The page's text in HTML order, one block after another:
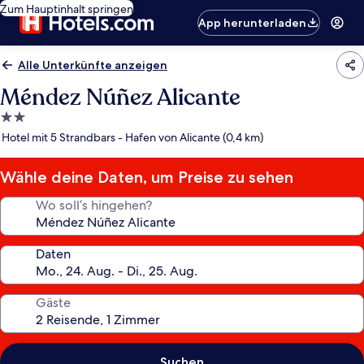
Zum Hauptinhalt springen
App herunterladen
Alle Unterkünfte anzeigen
Méndez Núñez Alicante
2.0-
Sterne-
Hotel mit 5 Strandbars - Hafen von Alicante (0,4 km)
Wähle deine Daten, um Preise zu sehen
Wo soll’s hingehen?
Daten
Gäste